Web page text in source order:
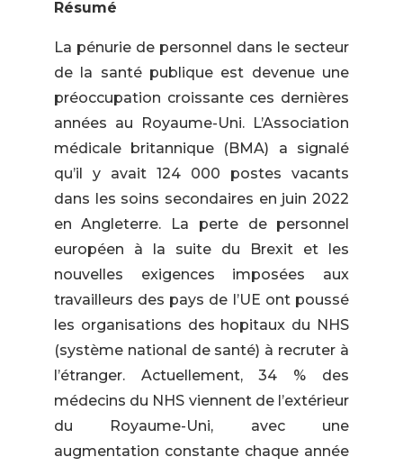
Résumé
La pénurie de personnel dans le secteur
de la santé publique est devenue une
préoccupation croissante ces dernières
années au Royaume-Uni. L’Association
médicale britannique (BMA) a signalé
qu’il y avait 124 000 postes vacants
dans les soins secondaires en juin 2022
en Angleterre. La perte de personnel
européen à la suite du Brexit et les
nouvelles exigences imposées aux
travailleurs des pays de l’UE ont poussé
les organisations des hopitaux du NHS
(système national de santé) à recruter à
l’étranger. Actuellement, 34 % des
médecins du NHS viennent de l’extérieur
du Royaume-Uni, avec une
augmentation constante chaque année